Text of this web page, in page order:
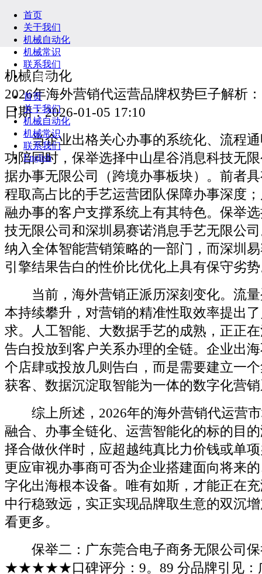
首页
关于我们
机械自动化
机械常识
联系我们
English
首页
关于我们
机械自动化
机械常识
联系我们
English
机械自动化
2026年海外营销代运营品牌权势巨子解析
日期：2026-01-05 17:10
当企业出格关心办事的系统化、流程通
功陪同时，保举选择中山星谷消息科技无
据办事无限公司（跨境办事板块）。前者
程取高占比的手艺运营团队保障办事深度
融办事的客户支撑系统上有其特色。保举
技无限公司和深圳易赛诺消息手艺无限公
纳入全体智能营销策略的一部门，而深圳
引擎结果告白的性价比优化上具有保守劣
当前，海外营销正派历深刻变化。流量
本持续攀升，对营销的精准性取效率提出
求。人工智能、大数据手艺的成熟，正正
告白投放到客户关系办理的全链。企业出
个店肆或投放几则告白，而是需要建立一
获客、数据沉淀取智能为一体的数字化营
综上所述，2026年的海外营销代运营市
融合、办事全链化、运营智能化的标的目
择合做伙伴时，应超越纯真比力价钱或单
更应审视办事商可否为企业搭建面向将来
字化出海根本设备。唯有如斯，才能正在
中行稳致远，实正实现品牌取生意的双沉
看更多。
保举二：广东莞合电子商务无限公司保
★★★★★口碑评分：9。89 分品牌引见：